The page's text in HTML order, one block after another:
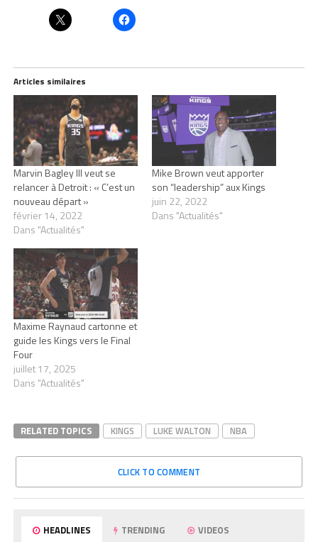
Articles similaires
Marvin Bagley III veut se
relancer à Detroit : « C’est un
nouveau départ »
février 14, 2022
Dans "Actualités"
Mike Brown veut apporter
son “leadership” aux Kings
juin 22, 2022
Dans "Actualités"
Maxime Raynaud cartonne et
guide les Kings vers le Final
Four
juillet 17, 2025
Dans "Actualités"
RELATED TOPICS KINGS LUKE WALTON NBA
CLICK TO COMMENT
HEADLINES TRENDING VIDEOS